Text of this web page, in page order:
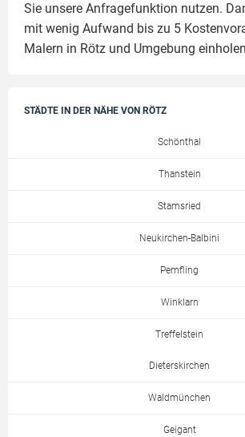
Sie unsere Anfragefunktion nutzen.
mit wenig Aufwand bis zu 5
Malern in Rötz und Umgebung
STÄDTE IN DER NÄHE VON RÖTZ
Schönthal
Thanstein
Stamsried
Neukirchen-Balbini
Pemfling
Winklarn
Treffelstein
Dieterskirchen
Waldmünchen
Geigant